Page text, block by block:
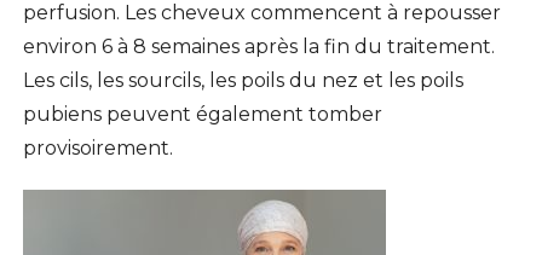
perfusion. Les cheveux commencent à repousser
environ 6 à 8 semaines après la fin du traitement.
Les cils, les sourcils, les poils du nez et les poils
pubiens peuvent également tomber
provisoirement.